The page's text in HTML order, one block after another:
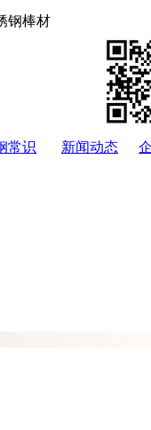
钢棒材
常识 新闻动态